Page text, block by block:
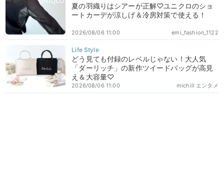
夏の羽織りはシアーが正解♡ユニクロのショ
ートカーデが涼しげ＆冷房対策で使える！
emi_fashion_1122
2026/08/06 11:00
どう見ても付録のレベルじゃない！大人気
「ダーリッチ」の新作ツイードバッグが高見
え＆大容量♡
michill エンタメ
2026/08/06 11:00